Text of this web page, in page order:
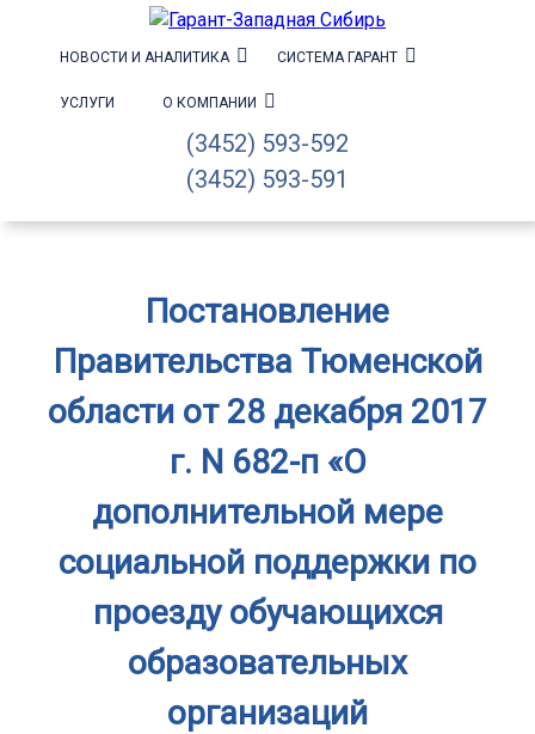
НОВОСТИ И АНАЛИТИКА СИСТЕМА ГАРАНТ
УСЛУГИ О КОМПАНИИ
(3452) 593-592
(3452) 593-591
Постановление
Правительства Тюменской
области от 28 декабря 2017
г. N 682-п «О
дополнительной мере
социальной поддержки по
проезду обучающихся
образовательных
организаций